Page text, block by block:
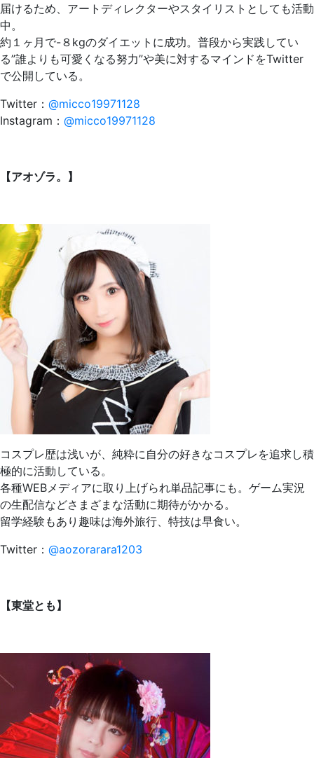
届けるため、アートディレクターやスタイリストとしても活動
中。
約１ヶ月で-８kgのダイエットに成功。普段から実践してい
る”誰よりも可愛くなる努力”や美に対するマインドをTwitter
で公開している。
Twitter： @micco19971128
Instagram： @micco19971128
【アオゾラ。】
コスプレ歴は浅いが、純粋に自分の好きなコスプレを追求し積
極的に活動している。
各種WEBメディアに取り上げられ単品記事にも。ゲーム実況
の生配信などさまざまな活動に期待がかかる。
留学経験もあり趣味は海外旅行、特技は早食い。
Twitter： @aozorarara1203
【東堂とも】